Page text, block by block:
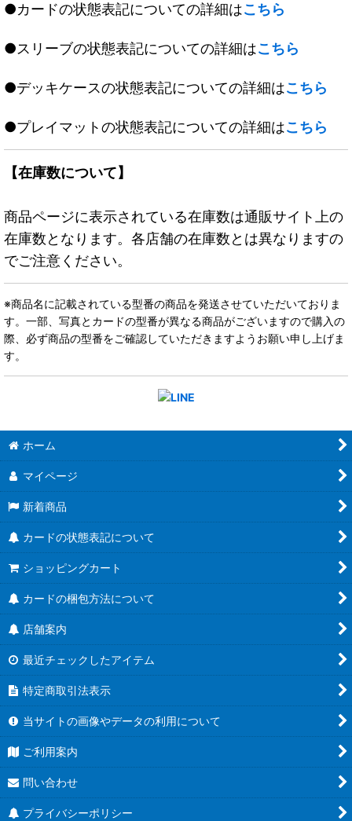
●カードの状態表記についての詳細はこちら
●スリーブの状態表記についての詳細はこちら
●デッキケースの状態表記についての詳細はこちら
●プレイマットの状態表記についての詳細はこちら
【在庫数について】
商品ページに表示されている在庫数は通販サイト上の
在庫数となります。各店舗の在庫数とは異なりますの
でご注意ください。
※商品名に記載されている型番の商品を発送させていただいておりま
す。一部、写真とカードの型番が異なる商品がございますので購入の
際、必ず商品の型番をご確認していただきますようお願い申し上げま
す。
ホーム
マイページ
新着商品
カードの状態表記について
ショッピングカート
カードの梱包方法について
店舗案内
最近チェックしたアイテム
特定商取引法表示
当サイトの画像やデータの利用について
ご利用案内
問い合わせ
プライバシーポリシー